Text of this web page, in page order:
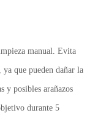
manual. Evita
que pueden dañar la
y posibles arañazos
durante 5